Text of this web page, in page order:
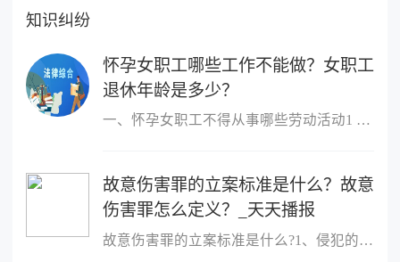
知识纠纷
怀孕女职工哪些工作不能做？女职工
退休年龄是多少？
一、怀孕女职工不得从事哪些劳动活动1 作业场所空气中铅及其化合物
故意伤害罪的立案标准是什么？故意
伤害罪怎么定义？_天天播报
故意伤害罪的立案标准是什么?1、侵犯的客体是他人的身体健康权;2、